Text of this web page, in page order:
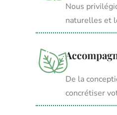
Nous
naturelles et
De la
concrétiser